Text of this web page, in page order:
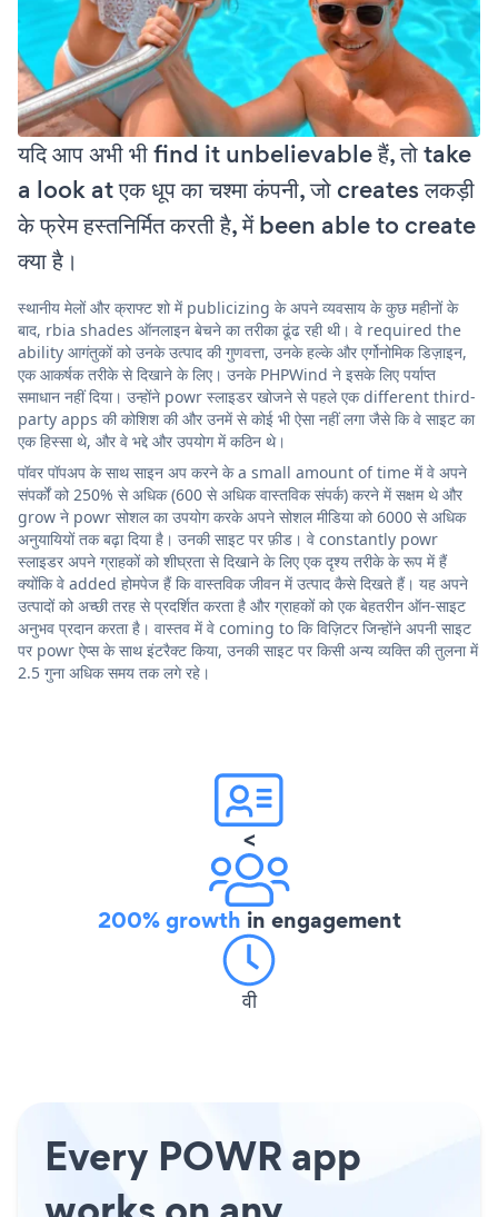
यदि आप अभी भी find it unbelievable हैं, तो take
a look at एक धूप का चश्मा कंपनी, जो creates लकड़ी
के फ्रेम हस्तनिर्मित करती है, में been able to create
क्या है।
स्थानीय मेलों और क्राफ्ट शो में publicizing के अपने व्यवसाय के कुछ महीनों के
बाद, rbia shades ऑनलाइन बेचने का तरीका ढूंढ रही थी। वे required the
ability आगंतुकों को उनके उत्पाद की गुणवत्ता, उनके हल्के और एर्गोनोमिक डिज़ाइन,
एक आकर्षक तरीके से दिखाने के लिए। उनके PHPWind ने इसके लिए पर्याप्त
समाधान नहीं दिया। उन्होंने powr स्लाइडर खोजने से पहले एक different third-
party apps की कोशिश की और उनमें से कोई भी ऐसा नहीं लगा जैसे कि वे साइट का
एक हिस्सा थे, और वे भद्दे और उपयोग में कठिन थे।
पॉवर पॉपअप के साथ साइन अप करने के a small amount of time में वे अपने
संपर्कों को 250% से अधिक (600 से अधिक वास्तविक संपर्क) करने में सक्षम थे और
grow ने powr सोशल का उपयोग करके अपने सोशल मीडिया को 6000 से अधिक
अनुयायियों तक बढ़ा दिया है। उनकी साइट पर फ़ीड। वे constantly powr
स्लाइडर अपने ग्राहकों को शीघ्रता से दिखाने के लिए एक दृश्य तरीके के रूप में हैं
क्योंकि वे added होमपेज हैं कि वास्तविक जीवन में उत्पाद कैसे दिखते हैं। यह अपने
उत्पादों को अच्छी तरह से प्रदर्शित करता है और ग्राहकों को एक बेहतरीन ऑन-साइट
अनुभव प्रदान करता है। वास्तव में वे coming to कि विज़िटर जिन्होंने अपनी साइट
पर powr ऐप्स के साथ इंटरैक्ट किया, उनकी साइट पर किसी अन्य व्यक्ति की तुलना में
2.5 गुना अधिक समय तक लगे रहे।
<
200% growth in engagement
वी
Every POWR app